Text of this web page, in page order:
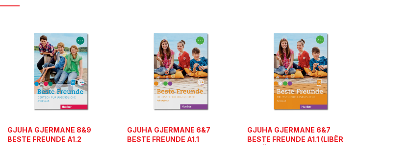
GJUHA GJERMANE 8&9
BESTE FREUNDE A1.2
GJUHA GJERMANE 6&7
BESTE FREUNDE A1.1
GJUHA GJERMANE 6&7
BESTE FREUNDE A1.1 (LIBËR